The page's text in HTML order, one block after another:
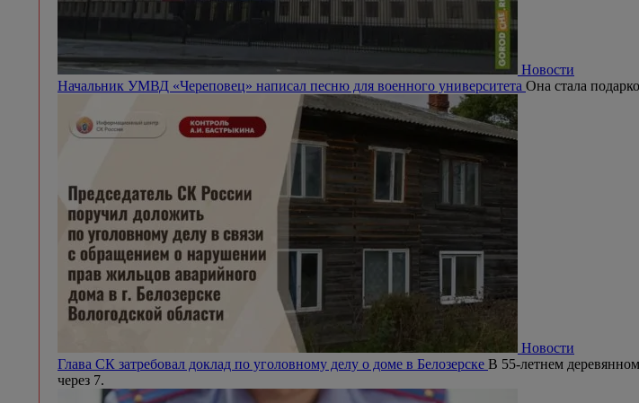
Новости
Начальник УМВД «Череповец» написал песню для военного университета Она стала
Новости
Глава СК затребовал доклад по уголовному делу о доме в Белозерске В 55-летнем
через 7.